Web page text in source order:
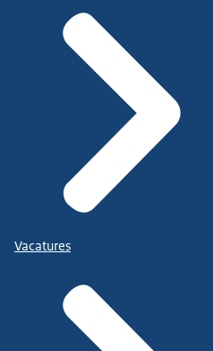
Vacatures